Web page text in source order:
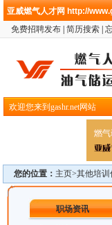
亚威燃气人才网 http://
免费招聘发布 简历搜索
欢迎您来到gashr.net网站
您的位置： 主页>其他培训
职场资讯